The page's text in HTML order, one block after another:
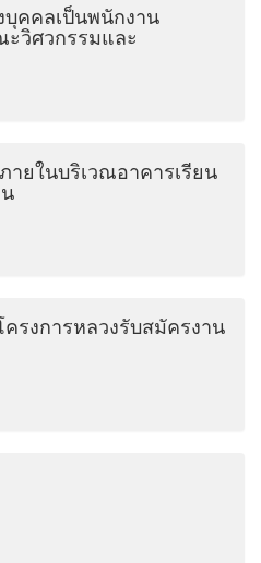
คคลเป็นพนักงาน
วิศวกรรมและ
ยในบริเวณอาคารเรียน
งการหลวงรับสมัครงาน